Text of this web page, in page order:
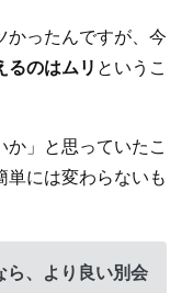
かったんですが、今
るのはムリ というこ
か」と思っていたこ
単には変わらないも
ら、より良い別会